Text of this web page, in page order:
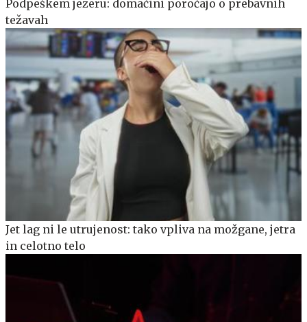
Podpeškem jezeru: domačini poročajo o prebavnih
težavah
Jet lag ni le utrujenost: tako vpliva na možgane, jetra
in celotno telo